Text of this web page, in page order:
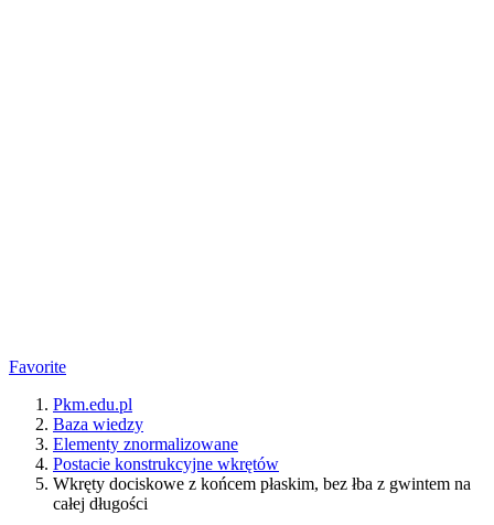
Favorite
Pkm.edu.pl
Baza wiedzy
Elementy znormalizowane
Postacie konstrukcyjne wkrętów
Wkręty dociskowe z końcem płaskim, bez łba z gwintem na
całej długości